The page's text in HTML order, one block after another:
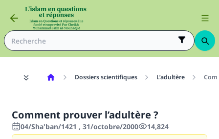
Dossiers scientifiques L’adultère
Comment prouver l’adultère ?
04/Sha'ban/1421 , 31/octobre/2000 14,824